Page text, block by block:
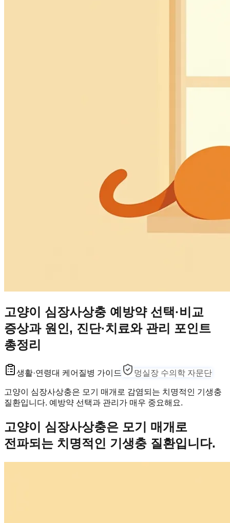
고양이 심장사상충 예방약 선택·비교
증상과 원인, 진단·치료와 관리 포인트
총정리
생활·연령대 케어 질병 가이드 멍실장 수의학 자문단
고양이 심장사상충은 모기 매개로 감염되는 치명적인 기생충
질환입니다. 예방약 선택과 관리가 매우 중요해요.
고양이 심장사상충은 모기 매개로
전파되는 치명적인 기생충 질환입니다.